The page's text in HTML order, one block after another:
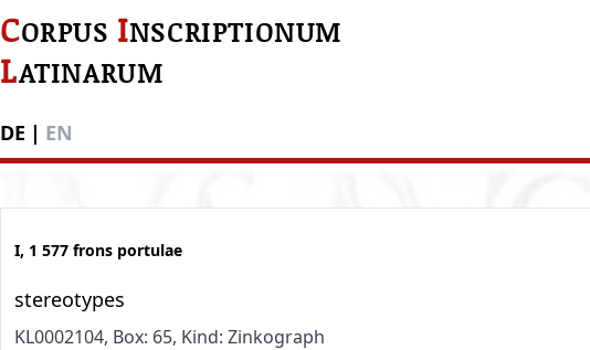
CORPUS INSCRIPTIONUM
LATINARUM
DE | EN
I, 1 577 frons portulae
stereotypes
KL0002104, Box: 65, Kind: Zinkograph